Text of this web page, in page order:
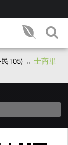
105)
士商畢